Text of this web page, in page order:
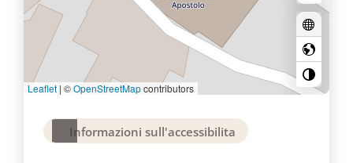
Leaflet | ©OpenStreetMapcontributors
Informazioni sull'accessibilita